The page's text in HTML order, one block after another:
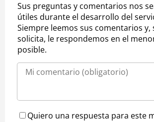
Sus preguntas y comentarios nos
útiles durante el desarrollo del
Siempre leemos sus comentarios y,
solicita, le respondemos en el
posible.
Quiero una respuesta para este